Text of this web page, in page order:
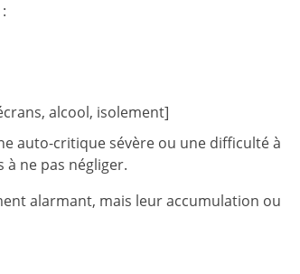
alcool, isolement]
auto-critique sévère ou une difficulté à
ne pas négliger.
alarmant, mais leur accumulation ou